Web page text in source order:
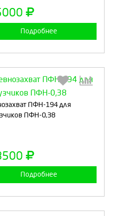
Подробнее
ПФН-194 для
ПФН-0,38
Подробнее
количество:
Продолжить